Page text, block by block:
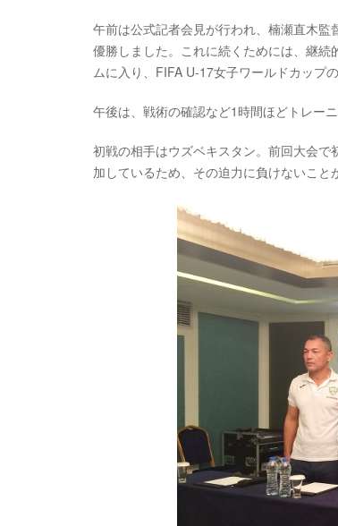
午前は公式記者会見が行われ、楠瀬直木
優勝しました。これに続くためには、継
ムに入り、FIFA U-17女子ワールドカップ
午後は、戦術の確認など1時間ほどトレー
初戦の相手はウズベキスタン。前回大会
加しているため、その迫力に負けないこと